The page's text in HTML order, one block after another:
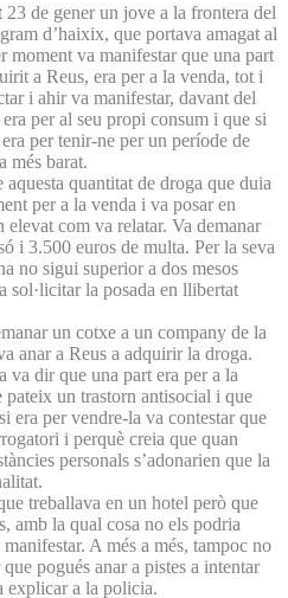
de gener un jove a la frontera del
d’haixix, que portava amagat al
moment va manifestar que una part
a Reus, era per a la venda, tot i
i ahir va manifestar, davant del
per al seu propi consum i que si
per tenir-ne per un període de
més barat.
quantitat de droga que duia
per a la venda i va posar en
elevat com va relatar. Va demanar
i 3.500 euros de multa. Per la seva
no sigui superior a dos mesos
sol·licitar la posada en llibertat
un cotxe a un company de la
anar a Reus a adquirir la droga.
va dir que una part era per a la
pateix un trastorn antisocial i que
era per vendre-la va contestar que
i perquè creia que quan
personals s’adonarien que la
treballava en un hotel però que
amb la qual cosa no els podria
A més a més, tampoc no
pogués anar a pistes a intentar
explicar a la policia.